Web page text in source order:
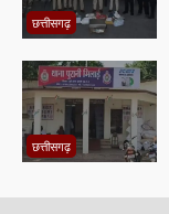
छत्तीसगढ़
छत्तीसगढ़